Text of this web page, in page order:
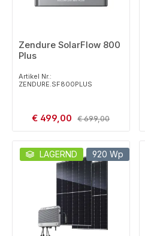
Zendure SolarFlow 800
Plus
Artikel Nr.:
ZENDURE.SF800PLUS
Verkaufspreis:
€ 499,00 Regulärer Preis:
€ 699,00
LAGERND 920 Wp